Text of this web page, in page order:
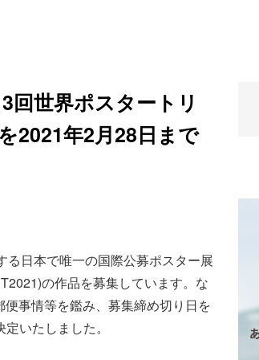
回世界ポスタートリ
2021年2月28日まで
日本で唯一の国際公募ポスター展
の作品を募集しています。な
事情等を鑑み、募集締め切り日を
いたしました。